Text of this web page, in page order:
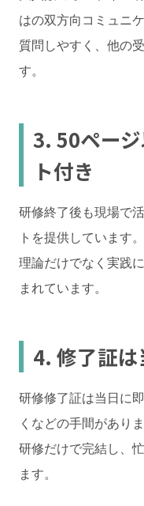
はの双方向コミュニ
質問しやすく、他の
す。
3. 50ペー
ト付き
研修終了後も現場で
トを提供しています。
理論だけでなく実践
まれています。
4. 修了証
研修修了証は当日に
くなどの手間がありま
研修だけで完結し、
ます。